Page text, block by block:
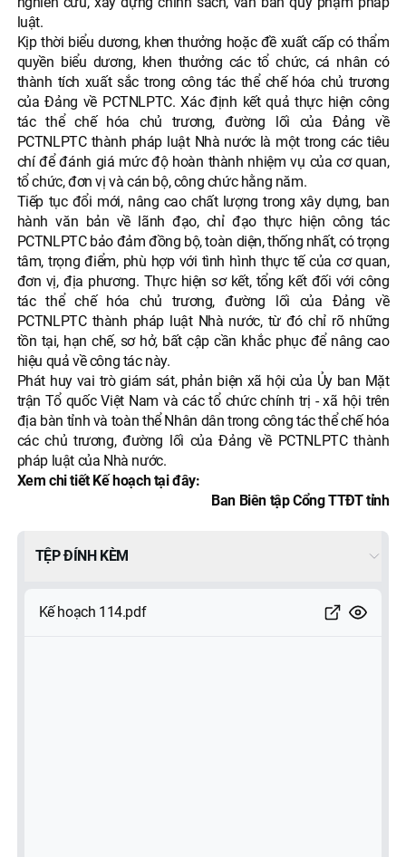
luật.
Kịp thời biểu dương, khen thưởng hoặc đề xuất cấp có thẩm
quyền biểu dương, khen thưởng các tổ chức, cá nhân có
thành tích xuất sắc trong công tác thể chế hóa chủ trương
của Đảng về PCTNLPTC. Xác định kết quả thực hiện công
tác thể chế hóa chủ trương, đường lối của Đảng về
PCTNLPTC thành pháp luật Nhà nước là một trong các tiêu
chí để đánh giá mức độ hoàn thành nhiệm vụ của cơ quan,
tổ chức, đơn vị và cán bộ, công chức hằng năm.
Tiếp tục đổi mới, nâng cao chất lượng trong xây dựng, ban
hành văn bản về lãnh đạo, chỉ đạo thực hiện công tác
PCTNLPTC bảo đảm đồng bộ, toàn diện, thống nhất, có trọng
tâm, trọng điểm, phù hợp với tình hình thực tế của cơ quan,
đơn vị, địa phương. Thực hiện sơ kết, tổng kết đối với công
tác thể chế hóa chủ trương, đường lối của Đảng về
PCTNLPTC thành pháp luật Nhà nước, từ đó chỉ rõ những
tồn tại, hạn chế, sơ hở, bất cập cần khắc phục để nâng cao
hiệu quả về công tác này.
Phát huy vai trò giám sát, phản biện xã hội của Ủy ban Mặt
trận Tổ quốc Việt Nam và các tổ chức chính trị - xã hội trên
địa bàn tỉnh và toàn thể Nhân dân trong công tác thể chế hóa
các chủ trương, đường lối của Đảng về PCTNLPTC thành
pháp luật của Nhà nước.
Xem chi tiết Kế hoạch tại đây:
Ban Biên tập Cổng TTĐT tỉnh
TỆP ĐÍNH KÈM
Kế hoạch 114.pdf